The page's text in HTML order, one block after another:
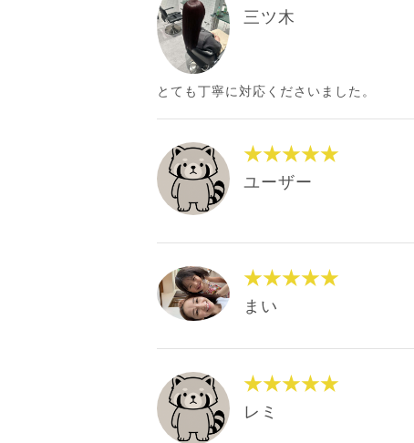
三ツ木
とても丁寧に対応くださいました。
★★★★★
ユーザー
★★★★★
まい
★★★★★
レミ